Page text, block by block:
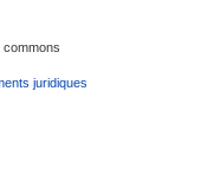
commons
juridiques